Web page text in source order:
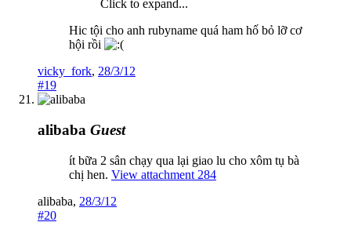
Click to expand...
Hic tội cho anh rubyname quá ham hố bỏ lỡ cơ
hội rồi
vicky_fork, 28/3/12
#19
alibaba Guest
ít bữa 2 sân chạy qua lại giao lu cho xôm tụ bà
chị hen. View attachment 284
alibaba, 28/3/12
#20